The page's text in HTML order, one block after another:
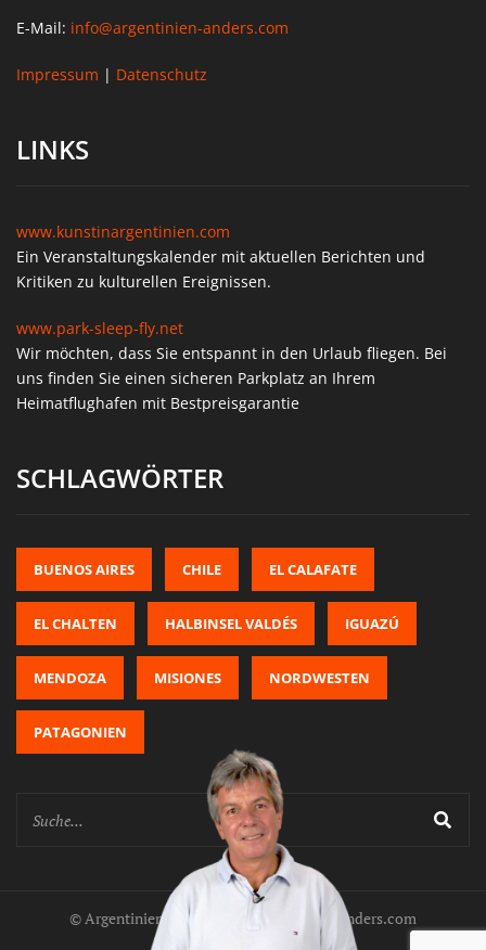
E-Mail: info@argentinien-anders.com
Impressum | Datenschutz
LINKS
www.kunstinargentinien.com
Ein Veranstaltungskalender mit aktuellen Berichten und
Kritiken zu kulturellen Ereignissen.
www.park-sleep-fly.net
Wir möchten, dass Sie entspannt in den Urlaub fliegen. Bei
uns finden Sie einen sicheren Parkplatz an Ihrem
Heimatflughafen mit Bestpreisgarantie
SCHLAGWÖRTER
BUENOS AIRES CHILE EL CALAFATE
EL CHALTEN HALBINSEL VALDÉS IGUAZÚ
MENDOZA MISIONES NORDWESTEN
PATAGONIEN
© Argentinien anders: www.argentinien-anders.com